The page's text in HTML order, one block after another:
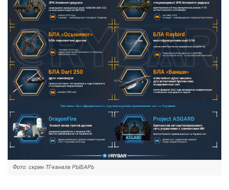
Фото: скрин ТГ-канала РЫБАРЬ